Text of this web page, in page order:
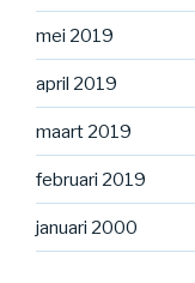
mei 2019
april 2019
maart 2019
februari 2019
januari 2000